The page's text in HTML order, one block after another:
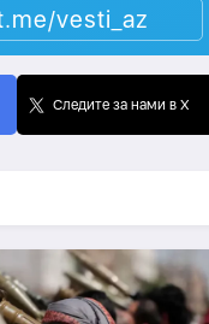
vesti_az
Следите за нами в X